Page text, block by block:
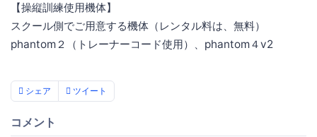
【操縦訓練使用機体】
スクール側でご用意する機体（レンタル料は、無料）
phantom２（トレーナーコード使用）、phantom４v2
シェア ツイート
コメント